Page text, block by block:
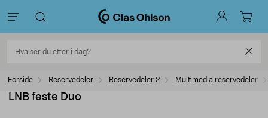
Forside Reservedeler Reservedeler 2 Multimedia reservedeler
LNB feste Duo